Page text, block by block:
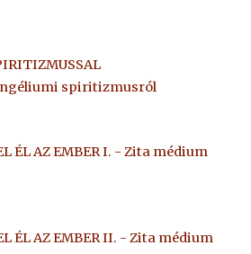
spiritizmusról
ÉL AZ EMBER I. - Zita médium
ÉL AZ EMBER II. - Zita médium